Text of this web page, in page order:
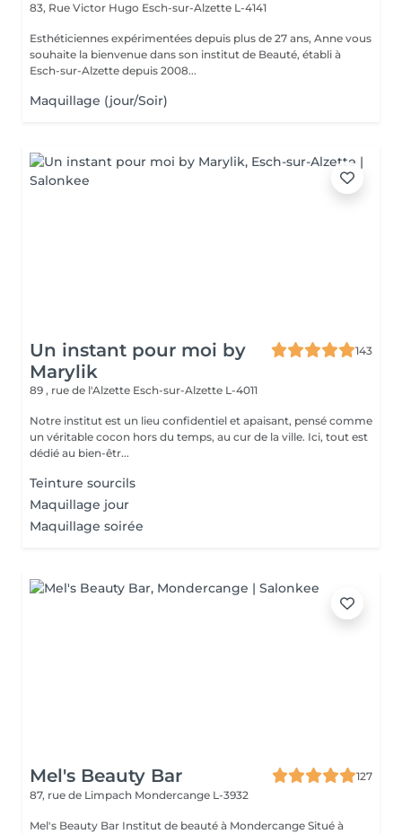
83, Rue Victor Hugo Esch-sur-Alzette L-4141
Esthéticiennes expérimentées depuis plus de 27 ans, Anne vous
souhaite la bienvenue dans son institut de Beauté, établi à
Esch-sur-Alzette depuis 2008...
Maquillage (jour/Soir)
Un instant pour moi by
Marylik
143
89 , rue de l'Alzette Esch-sur-Alzette L-4011
Notre institut est un lieu confidentiel et apaisant, pensé comme
un véritable cocon hors du temps, au cur de la ville. Ici, tout est
dédié au bien-êtr...
Teinture sourcils
Maquillage jour
Maquillage soirée
Mel's Beauty Bar
127
87, rue de Limpach Mondercange L-3932
Mel's Beauty Bar Institut de beauté à Mondercange Situé à